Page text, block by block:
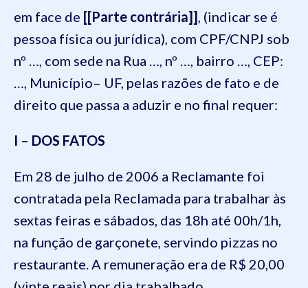
em face de [[Parte contrária]] , (indicar se é
pessoa física ou jurídica), com CPF/CNPJ sob
nº …, com sede na Rua …, nº …, bairro …, CEP:
…, Município– UF, pelas razões de fato e de
direito que passa a aduzir e no final requer:
I – DOS FATOS
Em 28 de julho de 2006 a Reclamante foi
contratada pela Reclamada para trabalhar às
sextas feiras e sábados, das 18h até 00h/1h,
na função de garçonete, servindo pizzas no
restaurante. A remuneração era de R$ 20,00